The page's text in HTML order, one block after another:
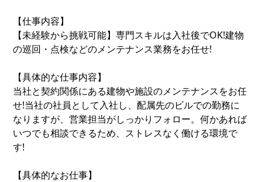
【仕事内容】
【未経験から挑戦可能】専門スキルは入社後でOK!建物
の巡回・点検などのメンテナンス業務をお任せ!
【具体的な仕事内容】
当社と契約関係にある建物や施設のメンテナンスをお任
せ!当社の社員として入社し、配属先のビルでの勤務に
なりますが、営業担当がしっかりフォロー。何かあれば
いつでも相談できるため、ストレスなく働ける環境で
す!
【具体的なお仕事】